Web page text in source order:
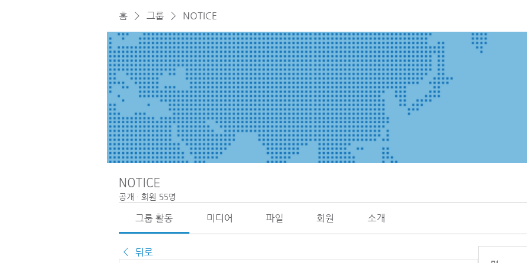
홈 그룹 NOTICE
NOTICE
공개 · 회원 55명
그룹 활동 미디어 파일 회원 소개
뒤로